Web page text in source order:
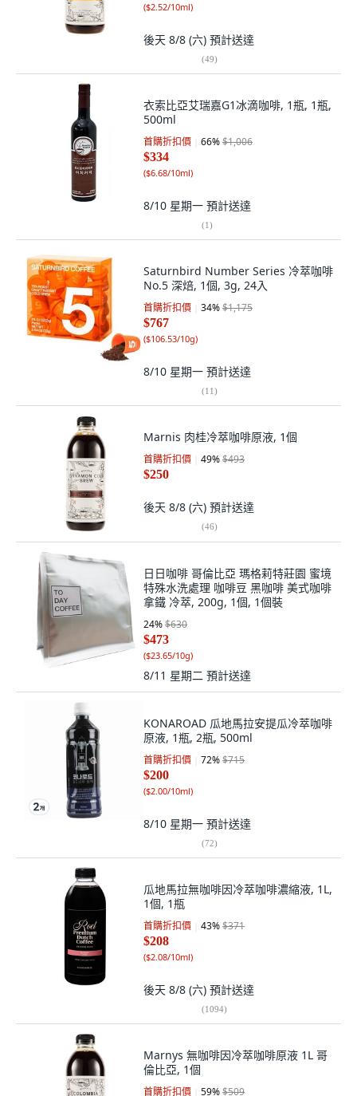
($2.52/10ml)
後天 8/8 (六) 預計送達
(49)
衣索比亞艾瑞嘉G1冰滴咖啡, 1瓶, 1瓶,
500ml
首購折扣價 66%$1,006
$334
($6.68/10ml)
8/10 星期一 預計送達
(1)
Saturnbird Number Series 冷萃咖啡
No.5 深焙, 1個, 3g, 24入
首購折扣價 34%$1,175
$767
($106.53/10g)
8/10 星期一 預計送達
(11)
Marnis 肉桂冷萃咖啡原液, 1個
首購折扣價 49%$493
$250
後天 8/8 (六) 預計送達
(46)
日日咖啡 哥倫比亞 瑪格莉特莊園 蜜境
特殊水洗處理 咖啡豆 黑咖啡 美式咖啡
拿鐵 冷萃, 200g, 1個, 1個裝
24%$630
$473
($23.65/10g)
8/11 星期二 預計送達
KONAROAD 瓜地馬拉安提瓜冷萃咖啡
原液, 1瓶, 2瓶, 500ml
首購折扣價 72%$715
$200
($2.00/10ml)
8/10 星期一 預計送達
(72)
瓜地馬拉無咖啡因冷萃咖啡濃縮液, 1L,
1個, 1瓶
首購折扣價 43%$371
$208
($2.08/10ml)
後天 8/8 (六) 預計送達
(1094)
Marnys 無咖啡因冷萃咖啡原液 1L 哥
倫比亞, 1個
首購折扣價 59%$509